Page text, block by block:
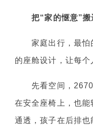
把“家的惬意”
家庭出行，最怕的
的座舱设计，让每个
先看空间，
在安全座椅上，也
通透，孩子在后排也